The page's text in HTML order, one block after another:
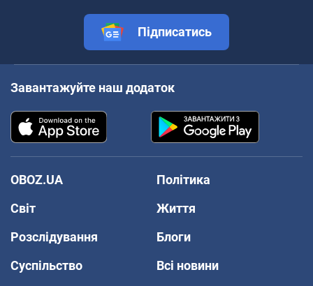
Підписатись
Завантажуйте наш додаток
OBOZ.UA
Політика
Світ
Життя
Розслідування
Блоги
Суспільство
Всі новини